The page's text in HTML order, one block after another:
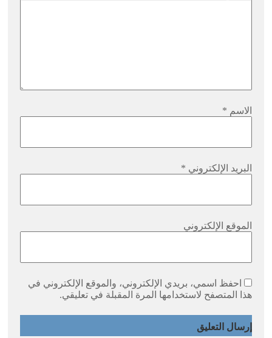
الاسم *
البريد الإلكتروني *
الموقع الإلكتروني
احفظ اسمي، بريدي الإلكتروني، والموقع الإلكتروني في
هذا المتصفح لاستخدامها المرة المقبلة في تعليقي.